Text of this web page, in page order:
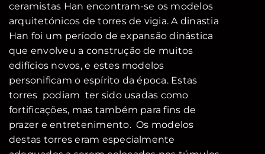
ceramistas Han encontram-se os modelos
arquitetónicos de torres de vigia. A dinastia
Han foi um período de expansão dinástica
que envolveu a construção de muitos
edifícios novos, e estes modelos
personificam o espírito da época. Estas
torres podiam ter sido usadas como
fortificações, mas também para fins de
prazer e entretenimento. Os modelos
destas torres eram especialmente